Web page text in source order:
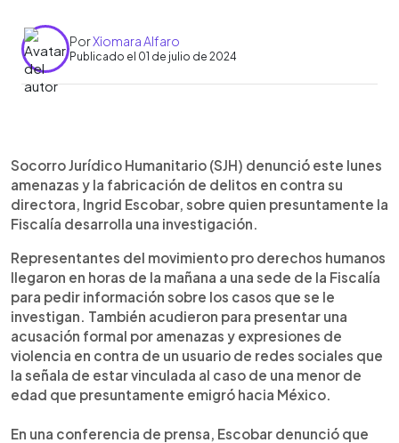
PorXiomara Alfaro
Publicado el 01 de julio de 2024
Escuchar artículo
Socorro Jurídico Humanitario (SJH) denunció este lunes
amenazas y la fabricación de delitos en contra su
directora, Ingrid Escobar, sobre quien presuntamente la
Fiscalía desarrolla una investigación.
Representantes del movimiento pro derechos humanos
llegaron en horas de la mañana a una sede de la Fiscalía
para pedir información sobre los casos que se le
investigan. También acudieron para presentar una
acusación formal por amenazas y expresiones de
violencia en contra de un usuario de redes sociales que
la señala de estar vinculada al caso de una menor de
edad que presuntamente emigró hacia México.
En una conferencia de prensa, Escobar denunció que